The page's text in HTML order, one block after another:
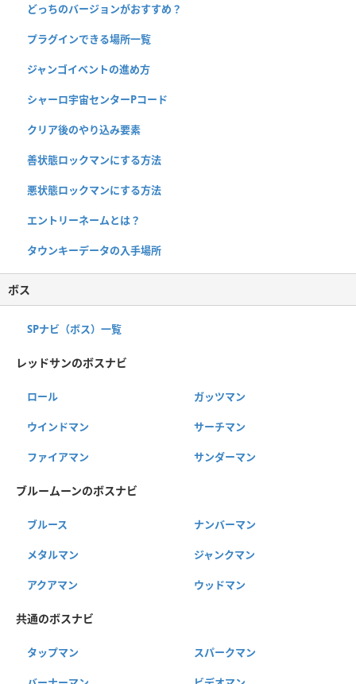
どっちのバージョンがおすすめ？
プラグインできる場所一覧
ジャンゴイベントの進め方
シャーロ宇宙センターPコード
クリア後のやり込み要素
善状態ロックマンにする方法
悪状態ロックマンにする方法
エントリーネームとは？
タウンキーデータの入手場所
ボス
SPナビ（ボス）一覧
レッドサンのボスナビ
ロール ガッツマン
ウインドマン サーチマン
ファイアマン サンダーマン
ブルームーンのボスナビ
ブルース ナンバーマン
メタルマン ジャンクマン
アクアマン ウッドマン
共通のボスナビ
タップマン スパークマン